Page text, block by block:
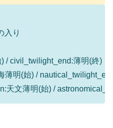
入り
/ civil_twilight_end:薄明(終)
薄明(始) /
天文薄明(始) /